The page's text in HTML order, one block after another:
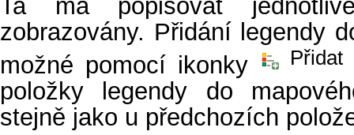
Ta má popisovat
zobrazovány. Přidání legendy
možné pomocí ikonky
Přidat
položky legendy do
stejně jako u předchozích